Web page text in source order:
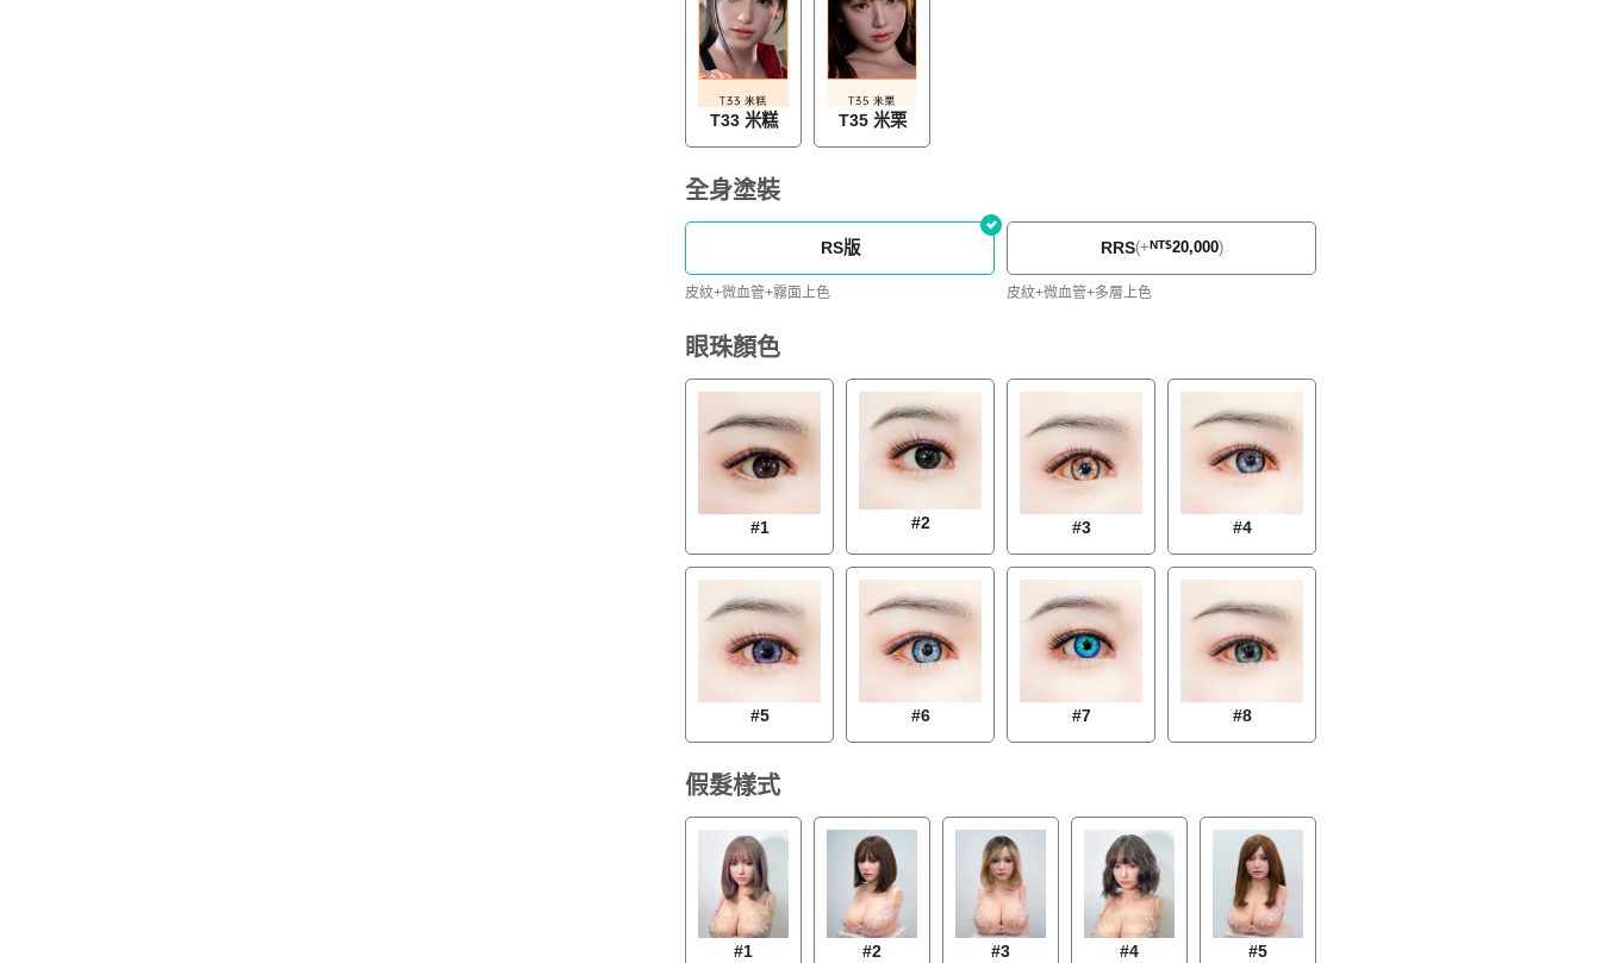
T33 米糕 T35 米栗
全身塗裝
RS版
皮紋+微血管+霧面上色
RRS(+NT$20,000)
皮紋+微血管+多層上色
眼珠顏色
#1 #2 #3 #4
#5 #6 #7 #8
假髮樣式
#1 #2 #3 #4 #5